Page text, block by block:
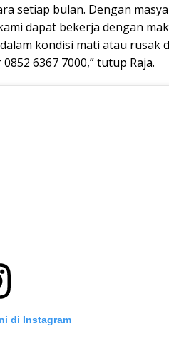
setiap bulan. Dengan
dapat bekerja dengan
kondisi mati atau rusak
6367 7000,” tutup Raja.
di Instagram